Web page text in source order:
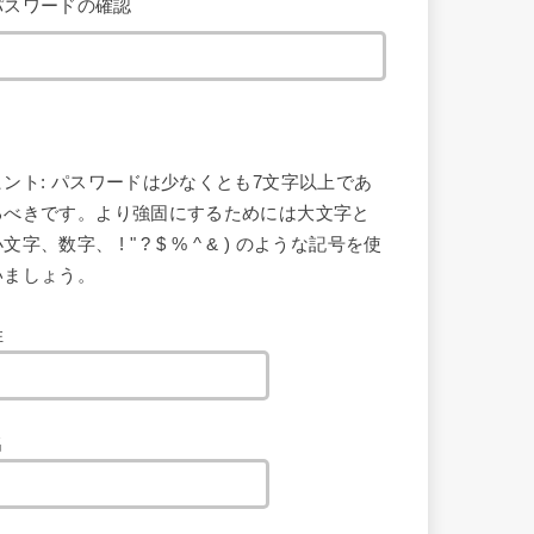
スワードの確認
ント: パスワードは少なくとも7文字以上であ
べきです。より強固にするためには大文字と
文字、数字、 ! " ? $ % ^ & ) のような記号を使
しょう。